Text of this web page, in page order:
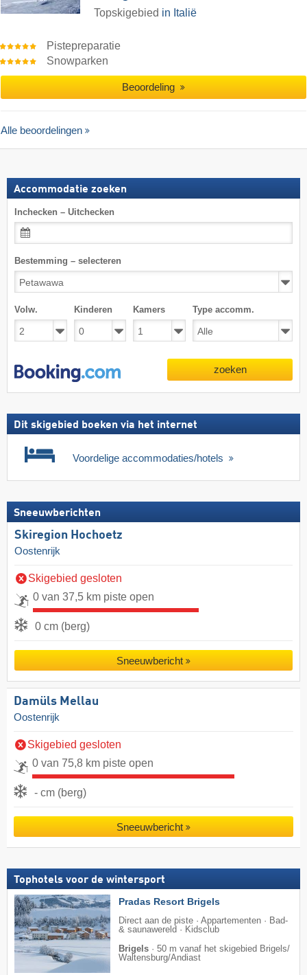
Topskigebied in Italië
Pistepreparatie
Snowparken
Beoordeling
Alle beoordelingen
Accommodatie zoeken
Inchecken – Uitchecken
Bestemming – selecteren
Volw. Kinderen Kamers Type accomm.
zoeken
Dit skigebied boeken via het internet
Voordelige accommodaties/hotels
Sneeuwberichten
Skiregion Hochoetz
Oostenrijk
Skigebied gesloten
0 van 37,5 km piste open
0 cm (berg)
Sneeuwbericht
Damüls Mellau
Oostenrijk
Skigebied gesloten
0 van 75,8 km piste open
- cm (berg)
Sneeuwbericht
Tophotels voor de wintersport
Pradas Resort Brigels
Direct aan de piste · Appartementen · Bad-
& saunawereld · Kidsclub
Brigels · 50 m vanaf het skigebied Brigels/​
Waltensburg/​Andiast